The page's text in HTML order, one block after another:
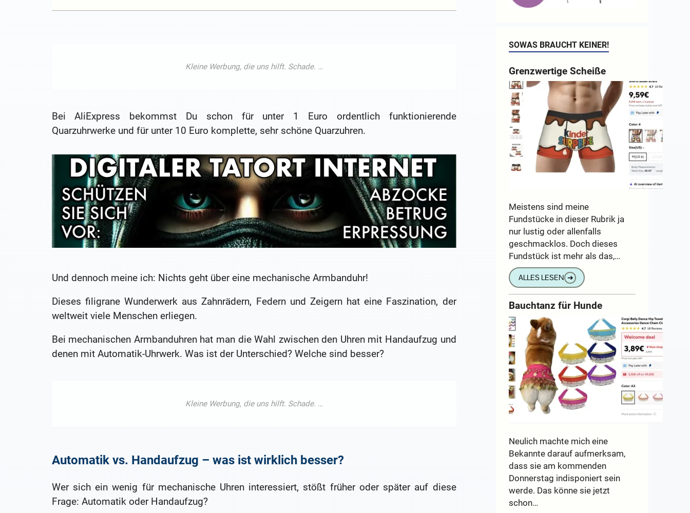
Bei AliExpress bekommst Du schon für unter 1 Euro ordentlich funktionierende
Quarzuhrwerke und für unter 10 Euro komplette, sehr schöne Quarzuhren.
Und dennoch meine ich: Nichts geht über eine mechanische Armbanduhr!
Dieses filigrane Wunderwerk aus Zahnrädern, Federn und Zeigern hat eine Faszination, der
weltweit viele Menschen erliegen.
Bei mechanischen Armbanduhren hat man die Wahl zwischen den Uhren mit Handaufzug und
denen mit Automatik-Uhrwerk. Was ist der Unterschied? Welche sind besser?
Automatik vs. Handaufzug – was ist wirklich besser?
Wer sich ein wenig für mechanische Uhren interessiert, stößt früher oder später auf diese
Frage: Automatik oder Handaufzug?
SOWAS BRAUCHT KEINER!
Grenzwertige Scheiße
Meistens sind meine
Fundstücke in dieser Rubrik ja
nur lustig oder allenfalls
geschmacklos. Doch dieses
Fundstück ist mehr als das,…
ALLES LESEN ➔
Bauchtanz für Hunde
Neulich machte mich eine
Bekannte darauf aufmerksam,
dass sie am kommenden
Donnerstag indisponiert sein
werde. Das könne sie jetzt
schon…